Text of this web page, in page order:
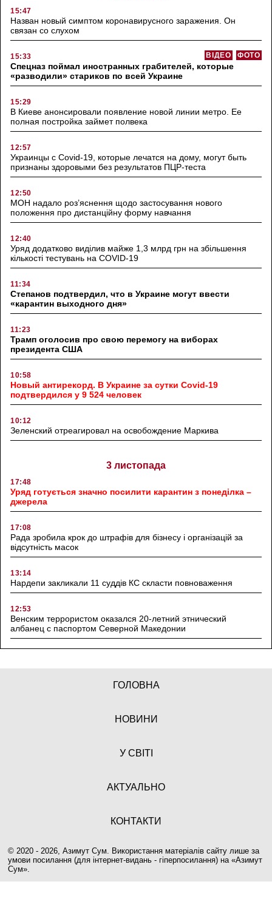
15:47
Назван новый симптом коронавирусного заражения. Он
связан со слухом
15:33 ФОТО
ВІДЕО
Спецназ поймал иностранных грабителей, которые
«разводили» стариков по всей Украине
15:29
В Киеве анонсировали появление новой линии метро. Ее
полная постройка займет полвека
12:57
Украинцы с Covid-19, которые лечатся на дому, могут быть
признаны здоровыми без результатов ПЦР-теста
12:50
МОН надало роз’яснення щодо застосування нового
положення про дистанційну форму навчання
12:40
Уряд додатково виділив майже 1,3 млрд грн на збільшення
кількості тестувань на COVID-19
11:34
Степанов подтвердил, что в Украине могут ввести
«карантин выходного дня»
11:23
Трамп оголосив про свою перемогу на виборах
президента США
10:58
Новый антирекорд. В Украине за сутки Covid-19
подтвердился у 9 524 человек
10:12
Зеленский отреагировал на освобождение Маркива
3 листопада
17:48
Уряд готується значно посилити карантин з понеділка –
джерела
17:08
Рада зробила крок до штрафів для бізнесу і організацій за
відсутність масок
13:14
Нардепи закликали 11 суддів КС скласти повноваження
12:53
Венским террористом оказался 20-летний этнический
албанец с паспортом Северной Македонии
ГОЛОВНА
НОВИНИ
У СВІТІ
АКТУАЛЬНО
КОНТАКТИ
© 2020 - 2026, Азимут Сум. Використання матеріалів сайту лише за
умови посилання (для інтернет-видань - гіперпосилання) на «Азимут
Сум».